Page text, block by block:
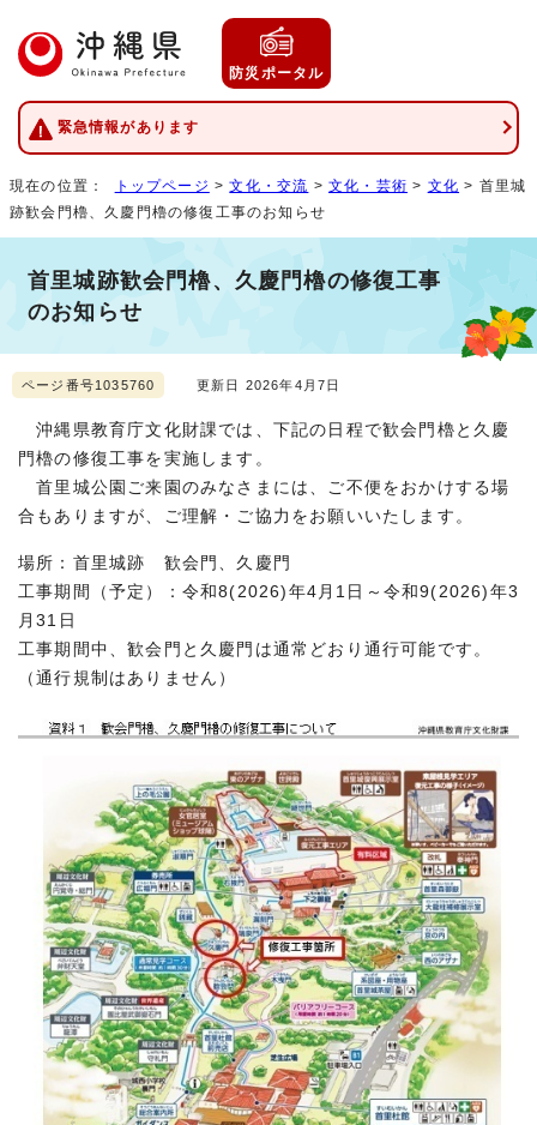
防災ポータル
緊急情報があります
現在の位置： トップページ >文化・交流 >文化・芸術 > 文化 > 首里城
跡歓会門櫓、久慶門櫓の修復工事のお知らせ
首里城跡歓会門櫓、久慶門櫓の修復工事
のお知らせ
ページ番号1035760 更新日 2026年4月7日
沖縄県教育庁文化財課では、下記の日程で歓会門櫓と久慶
門櫓の修復工事を実施します。
首里城公園ご来園のみなさまには、ご不便をおかけする場
合もありますが、ご理解・ご協力をお願いいたします。
場所：首里城跡 歓会門、久慶門
工事期間（予定）：令和8(2026)年4月1日～令和9(2026)年3
月31日
工事期間中、歓会門と久慶門は通常どおり通行可能です。
（通行規制はありません）